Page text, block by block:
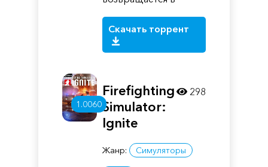
Скачать торрент
1.0060
Firefighting
Simulator:
Ignite
Жанр: Симуляторы
298